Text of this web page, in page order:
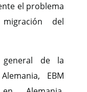
el problema
del
general de la
EBM